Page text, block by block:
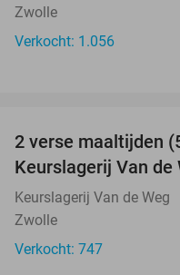
Zwolle
Verkocht: 1.056
2 verse maaltijden
Keurslagerij Van de
Keurslagerij Van de Weg
Zwolle
Verkocht: 747